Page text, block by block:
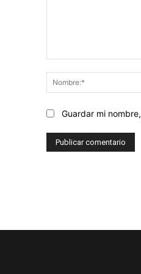
Guardar mi